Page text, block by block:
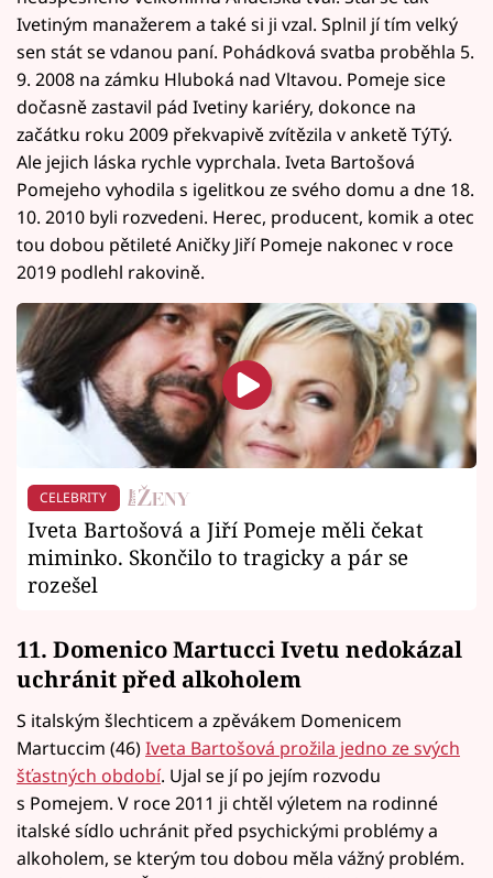
Ivetiným manažerem a také si ji vzal. Splnil jí tím velký
sen stát se vdanou paní. Pohádková svatba proběhla 5.
9. 2008 na zámku Hluboká nad Vltavou. Pomeje sice
dočasně zastavil pád Ivetiny kariéry, dokonce na
začátku roku 2009 překvapivě zvítězila v anketě TýTý.
Ale jejich láska rychle vyprchala. Iveta Bartošová
Pomejeho vyhodila s igelitkou ze svého domu a dne 18.
10. 2010 byli rozvedeni. Herec, producent, komik a otec
tou dobou pětileté Aničky Jiří Pomeje nakonec v roce
2019 podlehl rakovině.
CELEBRITY
Iveta Bartošová a Jiří Pomeje měli čekat
miminko. Skončilo to tragicky a pár se
rozešel
11. Domenico Martucci Ivetu nedokázal
uchránit před alkoholem
S italským šlechticem a zpěvákem Domenicem
Martuccim (46)Iveta Bartošová prožila jedno ze svých
šťastných období. Ujal se jí po jejím rozvodu
s Pomejem. V roce 2011 ji chtěl výletem na rodinné
italské sídlo uchránit před psychickými problémy a
alkoholem, se kterým tou dobou měla vážný problém.